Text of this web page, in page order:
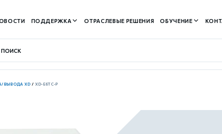
ПОДДЕРЖКА ОТРАСЛЕВЫЕ РЕШЕНИЯ ОБУЧЕНИЕ
ВЫВОДА XD / XD-E6TC-P